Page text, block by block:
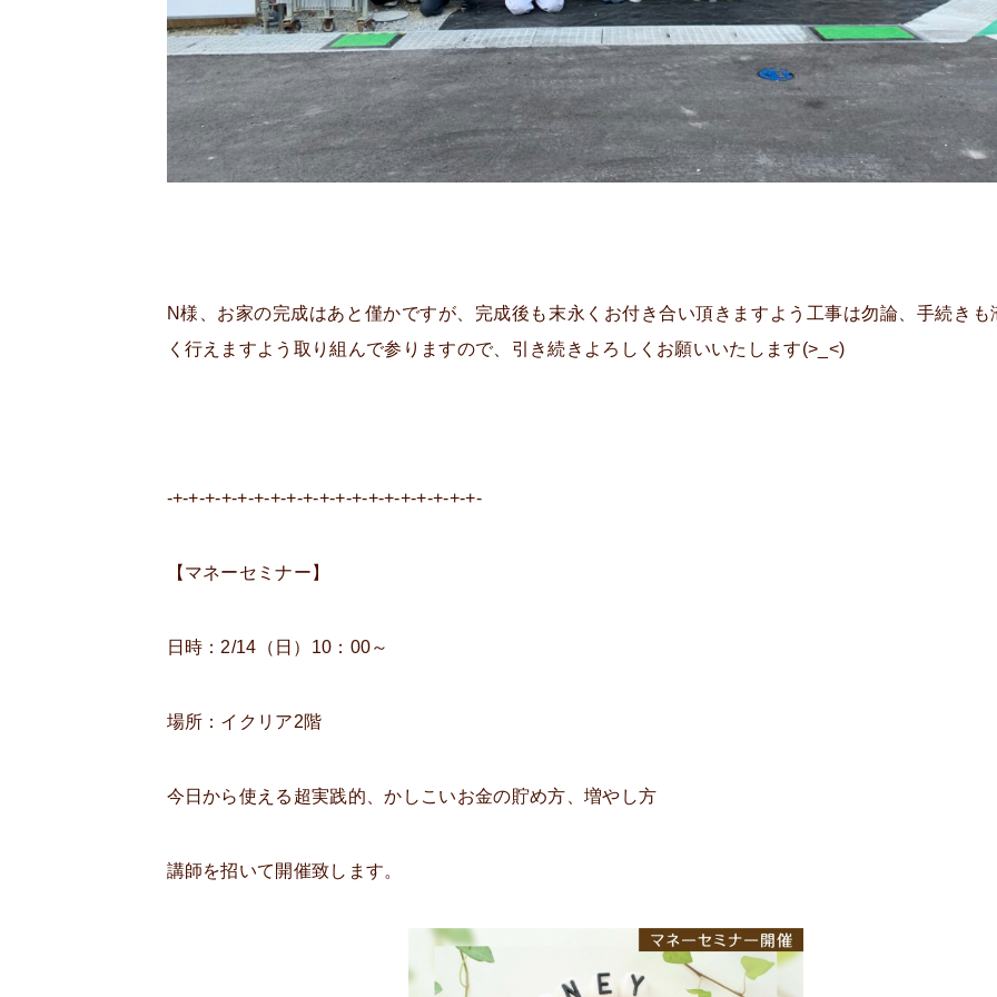
N様、お家の完成はあと僅かですが、完成後も末永くお付き合い頂きますよう工事は勿論、手続きも
く行えますよう取り組んで参りますので、引き続きよろしくお願いいたします(>_<)
-+-+-+-+-+-+-+-+-+-+-+-+-+-+-+-+-+-+-+-
【マネーセミナー】
日時：2/14（日）10：00～
場所：イクリア2階
今日から使える超実践的、かしこいお金の貯め方、増やし方
講師を招いて開催致します。